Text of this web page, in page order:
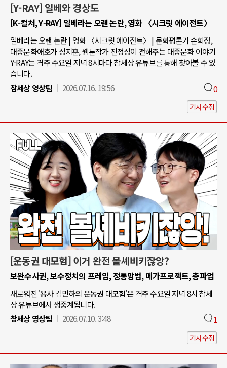
[Y-RAY] 일베와 경상도
[K-컬처, Y-RAY] 일베라는 오랜 논란, 영화 〈시크릿 에이전트〉
일베라는 오랜 논란 | 영화 〈시크릿 에이전트〉 | 문화평론가 손희정,
대중문화애호가 성지훈, 웹툰작가 진정성이 전해주는 대중문화 이야기
Y-RAY는 격주 수요일 저녁 8시마다 참세상 유튜브를 통해 찾아볼 수 있
습니다.
참세상 영상팀
2026.07.16. 19:56 0
기사수정
[운동권 대모험] 이거 완전 볼셰비키잖앙?
보완수사권, 보수정치의 프레임, 정통망법, 메가프로젝트, 총파업
새로워진 '용사 김민하의 운동권 대모험'은 격주 수요일 저녁 8시 참세
상 유튜브에서 생중계됩니다.
참세상 영상팀
2026.07.10. 3:48 1
기사수정